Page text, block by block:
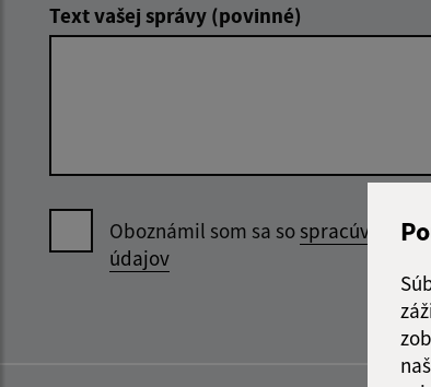
Text vašej správy (povinné)
Oboznámil som sa sospracúvaním
údajov